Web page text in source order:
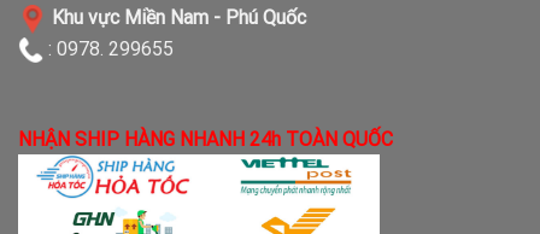
Khu vực Miền Nam - Phú Quốc
: 0978. 299655
NHẬN SHIP HÀNG NHANH 24h TOÀN QUỐC